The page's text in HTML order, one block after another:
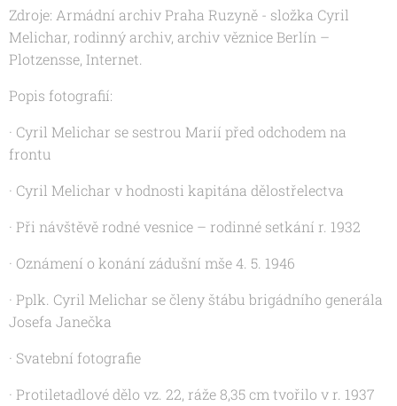
Zdroje: Armádní archiv Praha Ruzyně - složka Cyril
Melichar, rodinný archiv, archiv věznice Berlín –
Plotzensse, Internet.
Popis fotografií:
· Cyril Melichar se sestrou Marií před odchodem na
frontu
· Cyril Melichar v hodnosti kapitána dělostřelectva
· Při návštěvě rodné vesnice – rodinné setkání r. 1932
· Oznámení o konání zádušní mše 4. 5. 1946
· Pplk. Cyril Melichar se členy štábu brigádního generála
Josefa Janečka
· Svatební fotografie
· Protiletadlové dělo vz. 22, ráže 8,35 cm tvořilo v r. 1937